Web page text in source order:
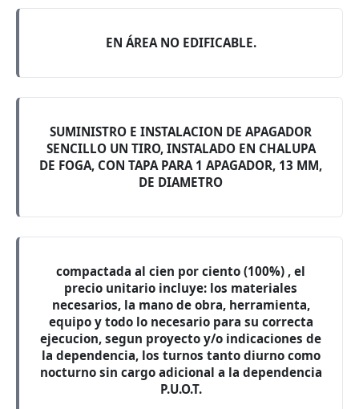
EN ÁREA NO EDIFICABLE.
SUMINISTRO E INSTALACION DE APAGADOR
SENCILLO UN TIRO, INSTALADO EN CHALUPA
DE FOGA, CON TAPA PARA 1 APAGADOR, 13 MM,
DE DIAMETRO
compactada al cien por ciento (100%) , el
precio unitario incluye: los materiales
necesarios, la mano de obra, herramienta,
equipo y todo lo necesario para su correcta
ejecucion, segun proyecto y/o indicaciones de
la dependencia, los turnos tanto diurno como
nocturno sin cargo adicional a la dependencia
P.U.O.T.